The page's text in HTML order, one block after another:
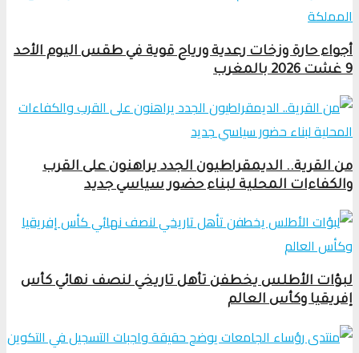
أجواء حارة وزخات رعدية ورياح قوية في طقس اليوم الأحد
9 غشت 2026 بالمغرب
من القرية.. الديمقراطيون الجدد يراهنون على القرب
والكفاءات المحلية لبناء حضور سياسي جديد
لبؤات الأطلس يخطفن تأهل تاريخي لنصف نهائي كأس
إفريقيا وكأس العالم